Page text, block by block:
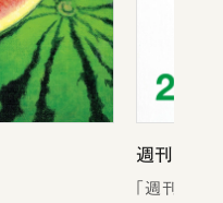
週刊新潮
「週刊新潮